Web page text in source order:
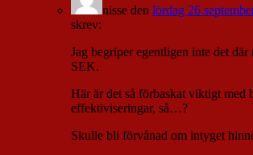
nisse den lördag 26
skrev:
Jag begriper egentligen inte det där
SEK.
Här är det så förbaskat viktigt med
effektiviseringar, så…?
Skulle bli förvånad om intyget